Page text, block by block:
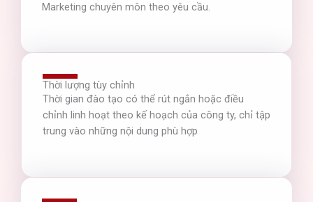
Marketing chuyên môn theo yêu cầu.
Thời lượng tùy chỉnh
Thời gian đào tạo có thể rút ngắn hoặc điều
chỉnh linh hoạt theo kế hoạch của công ty, chỉ tập
trung vào những nội dung phù hợp